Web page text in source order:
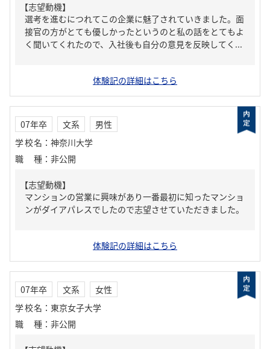
【志望動機】
選考を進むにつれてこの企業に魅了されていきました。面
接官の方がとても優しかったというのと私の話をとてもよ
く聞いてくれたので、入社後も自分の意見を反映してく...
体験記の詳細はこちら
07年卒 文系
男性
学校名 ： 神奈川大学
職種 ： 非公開
【志望動機】
マンションの営業に興味があり一番最初に知ったマンショ
ンがダイアパレスでしたので志望させていただきました。
体験記の詳細はこちら
07年卒 文系
女性
学校名 ： 東京女子大学
職種 ： 非公開